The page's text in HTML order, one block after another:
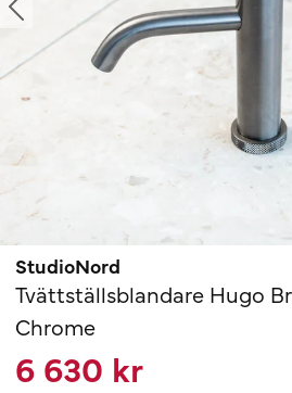
StudioNord
Tvättställsblandare Hugo
Chrome
6 630 kr